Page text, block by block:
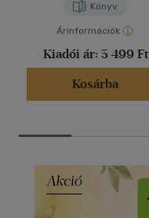
Könyv
Árinformációk
Kiadói ár: 5 499 Ft
Kosárba